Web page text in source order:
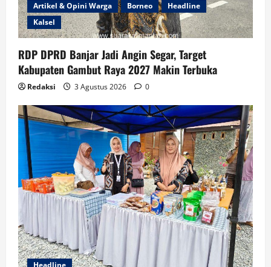
Artikel & Opini Warga Borneo
Headline
Kalsel
RDP DPRD Banjar Jadi Angin Segar, Target
Kabupaten Gambut Raya 2027 Makin Terbuka
Redaksi 3 Agustus 2026 0
Headline